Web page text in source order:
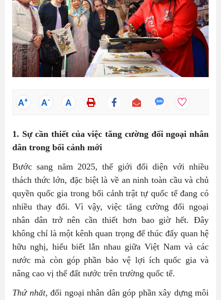
A+ A- A
1. Sự cần thiết của việc tăng cường đối ngoại nhân
dân trong bối cảnh mới
Bước sang năm 2025, thế giới đối diện với nhiều
thách thức lớn, đặc biệt là về an ninh toàn cầu và chủ
quyền quốc gia trong bối cảnh trật tự quốc tế đang có
nhiều thay đổi. Vì vậy, việc tăng cường đối ngoại
nhân dân trở nên cần thiết hơn bao giờ hết. Đây
không chỉ là một kênh quan trọng để thúc đẩy quan hệ
hữu nghị, hiểu biết lẫn nhau giữa Việt Nam và các
nước mà còn góp phần bảo vệ lợi ích quốc gia và
nâng cao vị thế đất nước trên trường quốc tế.
Thứ nhất, đối ngoại nhân dân góp phần xây dựng môi